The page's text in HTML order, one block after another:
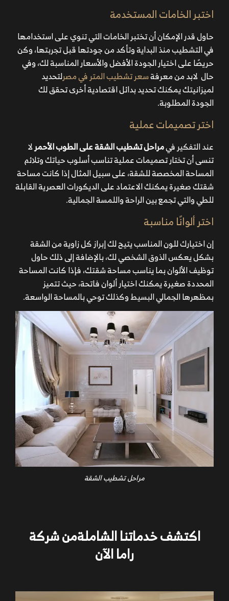
اختبر الخامات المستخدمة
حاول قدر الإمكان أن تختبر الخامات التي تنوي على استخدامها
في التشطيب منذ البداية وتأكد من جودتها قبل تجربتها، وكن
حريصًا على اختيار الجودة الأفضل والأسعار المناسبة لك، وفي
حال لابد من معرفةسعر تشطيب المتر في مصرلتحديد
لميزانيتك يمكنك تحديد بدائل اقتصادية أخرى تحقق لك
الجودة المطلوبة.
اختر تصميمات عملية
عند التفكير فيمراحل تشطيب الشقة على الطوب الأحمرلا
تنسى أن تختار تصميمات عملية تناسب أسلوب حياتك وتلائم
المساحة المخصصة للشقة، على سبيل المثال إذا كانت مساحة
شقتك صغيرة يمكنك الاعتماد على الديكورات العصرية القابلة
للطي والتي تجمع بين الراحة واللمسة الجمالية.
اختر ألوانًا مناسبة
إن اختيارك للون المناسب يتيح لك إبراز كل زاوية من الشقة
بشكل يعكس الذوق الشخصي لك، بالإضافة إلى ذلك حاول
توظيف الألوان بما يناسب مساحة شقتك، فإذا كانت المساحة
المحددة صغيرة يمكنك اختيار ألوان فاتحة، حيث تتميز
بمظهرها الجمالي البسيط وكذلك توحي بالمساحة الواسعة.
مراحل تشطيب الشقة
اكتشف خدماتنا الشاملةمن شركة
راما الآن